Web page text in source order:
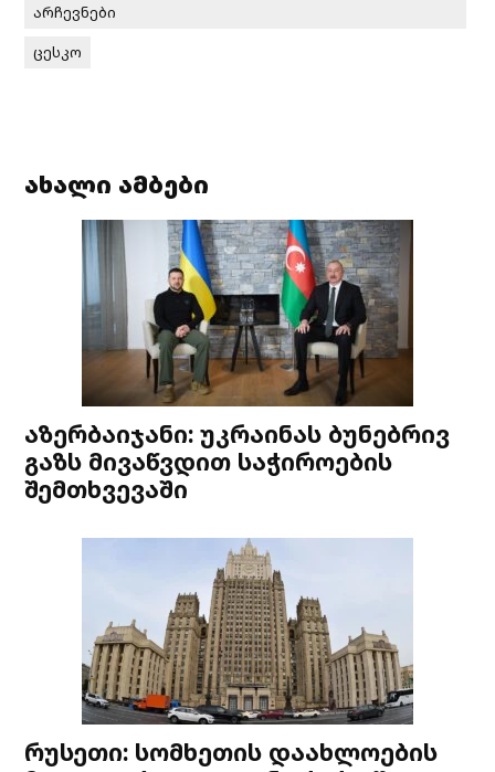
არჩევნები
ცესკო
ახალი ამბები
აზერბაიჯანი: უკრაინას ბუნებრივ
გაზს მივაწვდით საჭიროების
შემთხვევაში
რუსეთი: სომხეთის დაახლოების